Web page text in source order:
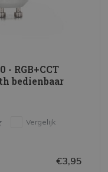
- RGB+CCT
bedienbaar
Vergelijk
€3,95